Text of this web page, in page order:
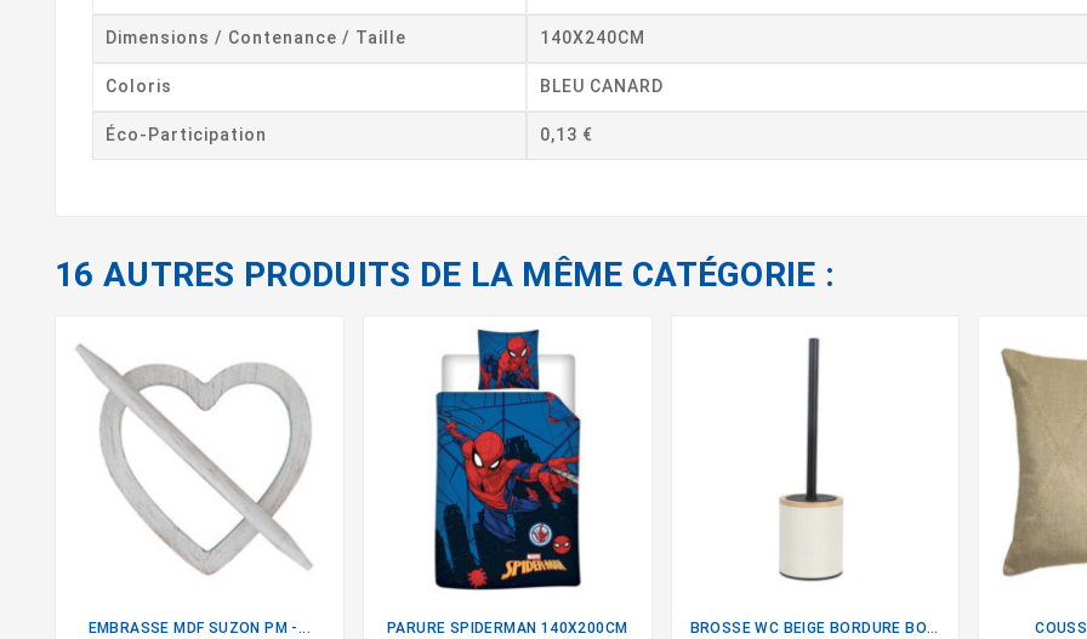
Dimensions / Contenance / Taille 140X240CM
Coloris BLEU CANARD
Éco-Participation 0,13 €
16 AUTRES PRODUITS DE LA MÊME CATÉGORIE :
EMBRASSE MDF SUZON PM -... PARURE SPIDERMAN 140X200CM BROSSE WC BEIGE BORDURE BOIS